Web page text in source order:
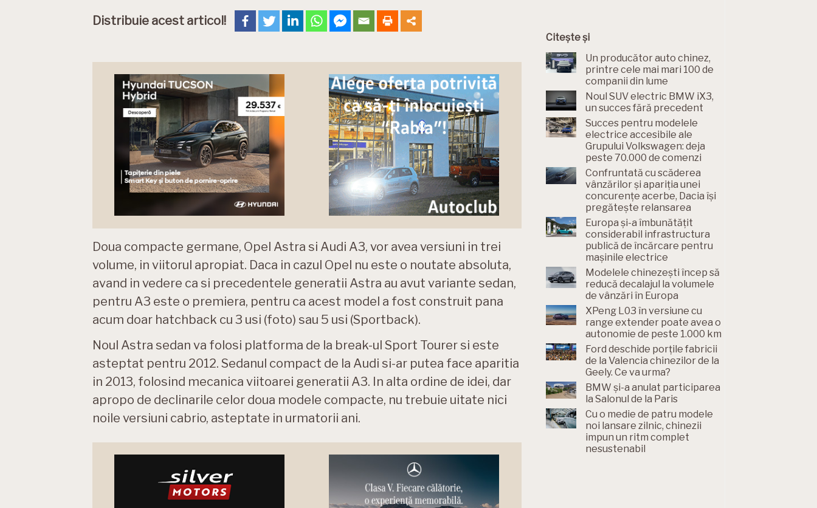
Distribuie acest articol!
Doua compacte germane, Opel Astra si Audi A3, vor avea versiuni in trei
volume, in viitorul apropiat. Daca in cazul Opel nu este o noutate absoluta,
avand in vedere ca si precedentele generatii Astra au avut variante sedan,
pentru A3 este o premiera, pentru ca acest model a fost construit pana
acum doar hatchback cu 3 usi (foto) sau 5 usi (Sportback).
Noul Astra sedan va folosi platforma de la break-ul Sport Tourer si este
asteptat pentru 2012. Sedanul compact de la Audi si-ar putea face aparitia
in 2013, folosind mecanica viitoarei generatii A3. In alta ordine de idei, dar
apropo de declinarile celor doua modele compacte, nu trebuie uitate nici
noile versiuni cabrio, asteptate in urmatorii ani.
Citește și
Un producător auto chinez,
printre cele mai mari 100 de
companii din lume
Noul SUV electric BMW iX3,
un succes fără precedent
Succes pentru modelele
electrice accesibile ale
Grupului Volkswagen: deja
peste 70.000 de comenzi
Confruntată cu scăderea
vânzărilor și apariția unei
concurențe acerbe, Dacia își
pregătește relansarea
Europa și-a îmbunătățit
considerabil infrastructura
publică de încărcare pentru
mașinile electrice
Modelele chinezești încep să
reducă decalajul la volumele
de vânzări în Europa
XPeng L03 în versiune cu
range extender poate avea o
autonomie de peste 1.000 km
Ford deschide porțile fabricii
de la Valencia chinezilor de la
Geely. Ce va urma?
BMW și-a anulat participarea
la Salonul de la Paris
Cu o medie de patru modele
noi lansare zilnic, chinezii
impun un ritm complet
nesustenabil